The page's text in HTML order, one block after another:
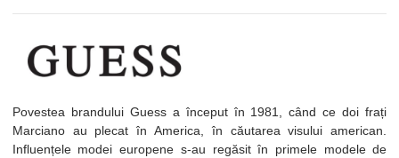
Povestea brandului Guess a început în 1981, când ce doi frați
Marciano au plecat în America, în căutarea visului american.
Influențele modei europene s-au regăsit în primele modele de